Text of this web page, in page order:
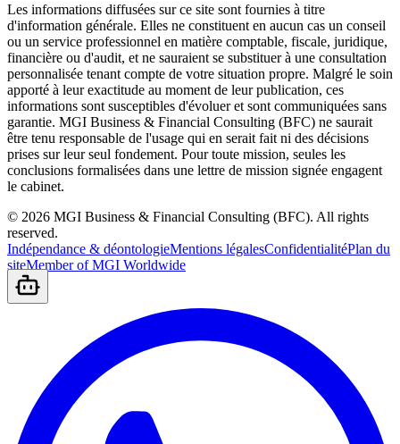
Les informations diffusées sur ce site sont fournies à titre
d'information générale. Elles ne constituent en aucun cas un conseil
ou un service professionnel en matière comptable, fiscale, juridique,
financière ou d'audit, et ne sauraient se substituer à une consultation
personnalisée tenant compte de votre situation propre. Malgré le soin
apporté à leur exactitude au moment de leur publication, ces
informations sont susceptibles d'évoluer et sont communiquées sans
garantie. MGI Business & Financial Consulting (BFC) ne saurait
être tenu responsable de l'usage qui en serait fait ni des décisions
prises sur leur seul fondement. Pour toute mission, seules les
conclusions formalisées dans une lettre de mission signée engagent
le cabinet.
© 2026 MGI Business & Financial Consulting (BFC). All rights
reserved.
Indépendance & déontologieMentions légalesConfidentialitéPlan du
siteMember of MGI Worldwide